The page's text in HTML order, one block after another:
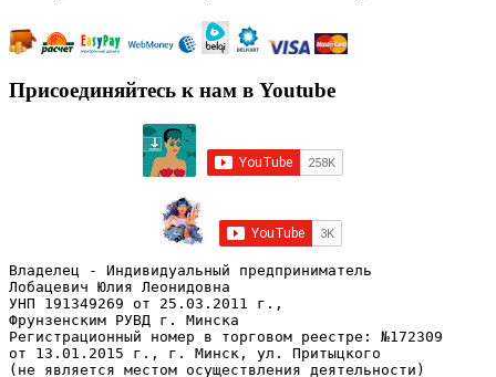
Присоединяйтесь к нам в Youtube
Владелец - Индивидуальный предприниматель
Лобацевич Юлия Леонидовна
УНП 191349269 от 25.03.2011 г.,
Фрунзенским РУВД г. Минска
Регистрационный номер в торговом реестре: №172309
от 13.01.2015 г., г. Минск, ул. Притыцкого
(не является местом осуществления деятельности)